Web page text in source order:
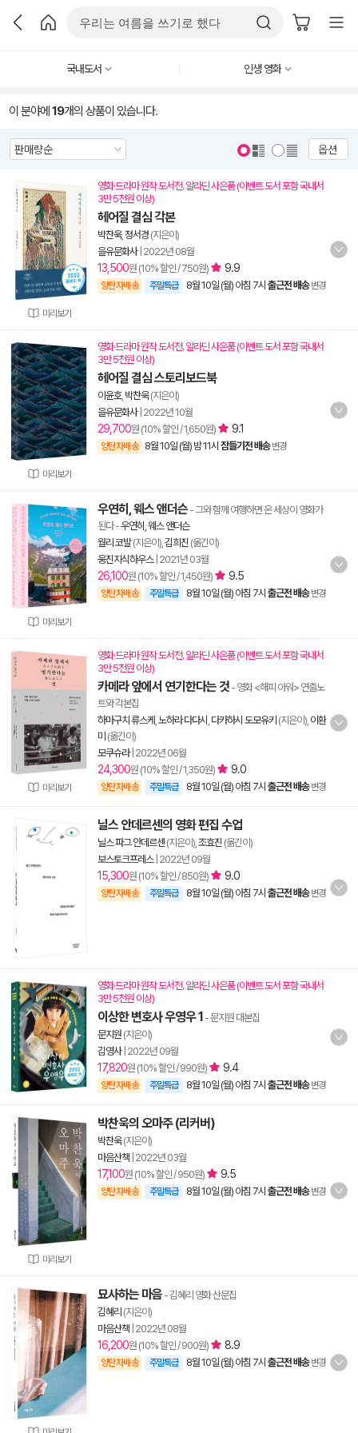
국내도서 인생 영화
이 분야에 19개의 상품이 있습니다.
옵션
미리보기
영화·드라마 원작 도서전. 알라딘 사은품 (이벤트 도서 포함 국내서
3만 5천원 이상)
헤어질 결심 각본
박찬욱, 정서경 (지은이)
을유문화사| 2022년 08월
13,500원 (10% 할인 / 750원) 9.9
양탄자배송 주말특급 8월 10일 (월) 아침 7시 출근전 배송 변경
미리보기
영화·드라마 원작 도서전. 알라딘 사은품 (이벤트 도서 포함 국내서
3만 5천원 이상)
헤어질 결심 스토리보드북
이윤호, 박찬욱(지은이)
을유문화사| 2022년 10월
29,700원 (10% 할인 / 1,650원) 9.1
양탄자배송 8월 10일 (월) 밤 11시 잠들기전 배송 변경
미리보기
우연히, 웨스 앤더슨 - 그와 함께 여행하면 온 세상이 영화가
된다-우연히, 웨스 앤더슨
월리 코발(지은이), 김희진 (옮긴이)
웅진지식하우스| 2021년 03월
26,100원 (10% 할인 / 1,450원) 9.5
양탄자배송 주말특급 8월 10일 (월) 아침 7시 출근전 배송 변경
미리보기
영화·드라마 원작 도서전. 알라딘 사은품 (이벤트 도서 포함 국내서
3만 5천원 이상)
카메라 앞에서 연기한다는 것 - 영화 <해피 아워> 연출노
트와 각본집
하마구치 류스케 노하라 다다시 다카하시 도모유키 (지은이), 이환
미 (옮긴이)
모쿠슈라| 2022년 06월
24,300원 (10% 할인 / 1,350원) 9.0
양탄자배송 주말특급 8월 10일 (월) 아침 7시 출근전 배송 변경
닐스 안데르센의 영화 편집 수업
닐스 파그 안데르센 (지은이), 조효진 (옮긴이)
보스토크프레스| 2022년 09월
15,300원 (10% 할인 / 850원) 9.0
양탄자배송 주말특급 8월 10일 (월) 아침 7시 출근전 배송 변경
영화·드라마 원작 도서전. 알라딘 사은품 (이벤트 도서 포함 국내서
3만 5천원 이상)
이상한 변호사 우영우 1 - 문지원 대본집
문지원 (지은이)
김영사| 2022년 09월
17,820원 (10% 할인 / 990원) 9.4
양탄자배송 주말특급 8월 10일 (월) 아침 7시 출근전 배송 변경
미리보기
박찬욱의 오마주 (리커버)
박찬욱(지은이)
마음산책 2022년 03월
17,100원 (10% 할인 / 950원) 9.5
양탄자배송 주말특급 8월 10일 (월) 아침 7시 출근전 배송 변경
묘사하는 마음 - 김혜리 영화 산문집
김혜리 (지은이)
마음산책 2022년 08월
16,200원 (10% 할인 / 900원) 8.9
양탄자배송 주말특급 8월 10일 (월) 아침 7시 출근전 배송 변경